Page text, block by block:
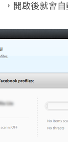
開啟後就會自